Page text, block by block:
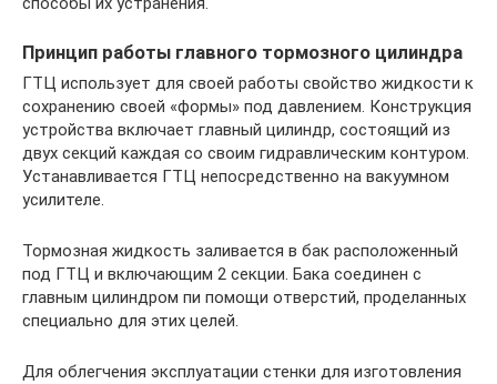
Принцип работы главного тормозного цилиндра
ГТЦ использует для своей работы свойство жидкости к
сохранению своей «формы» под давлением. Конструкция
устройства включает главный цилиндр, состоящий из
двух секций каждая со своим гидравлическим контуром.
Устанавливается ГТЦ непосредственно на вакуумном
усилителе.
Тормозная жидкость заливается в бак расположенный
под ГТЦ и включающим 2 секции. Бака соединен с
главным цилиндром пи помощи отверстий, проделанных
специально для этих целей.
Для облегчения эксплуатации стенки для изготовления